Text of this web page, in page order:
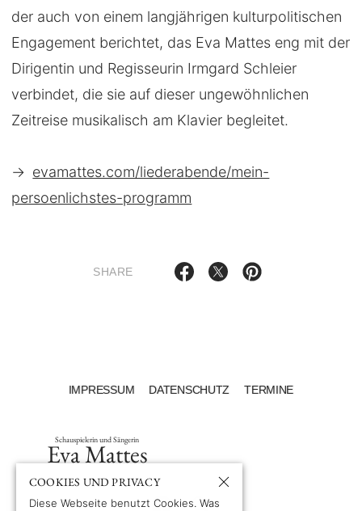
der auch von einem langjährigen kulturpolitischen
Engagement berichtet, das Eva Mattes eng mit der
Dirigentin und Regisseurin Irmgard Schleier
verbindet, die sie auf dieser ungewöhnlichen
Zeitreise musikalisch am Klavier begleitet.
→ evamattes.com/liederabende/mein-
persoenlichstes-programm
SHARE
IMPRESSUM DATENSCHUTZ TERMINE
Schauspielerin und Sängerin
Eva Mattes
COOKIES UND PRIVACY
Diese Webseite benutzt Cookies. Was